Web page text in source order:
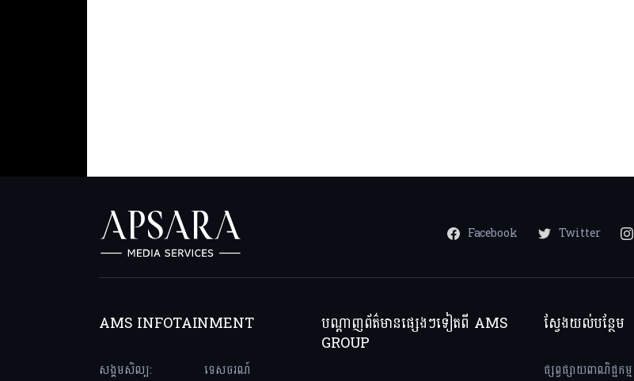
Facebook Twitter
AMS INFOTAINMENT
សង្គមសិល្ប: ទេសចរណ៍
បណ្តាញព័ត៌មានផ្សេងៗទៀតពី AMS
GROUP
ស្វែងយល់បន្ថែម
ផ្សព្វផ្សាយពាណិជ្ជកម្ម